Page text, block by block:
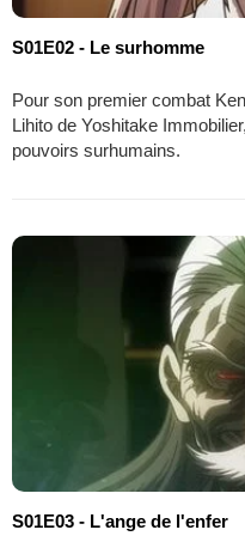
S01E02 - Le surhomme
Pour son premier combat
Lihito de Yoshitake
pouvoirs surhumains.
S01E03 - L'ange de l'enfer